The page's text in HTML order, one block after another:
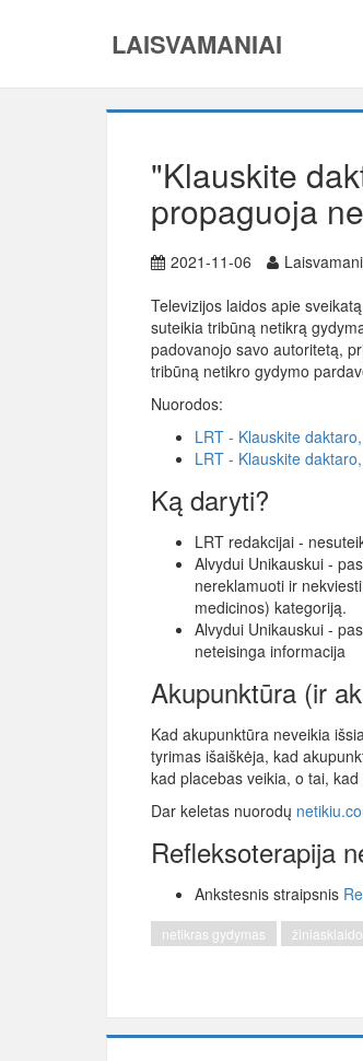
LAISVAMANIAI
"Klauskite
propaguoja
2021-11-06
Televizijos laidos apie
suteikia tribūną netikrą
padovanojo savo autoritetą,
tribūną netikro gydymo
Nuorodos:
LRT - Klauskite
LRT - Klauskite
Ką daryti?
LRT redakcijai -
Alvydui Unikauskui -
nereklamuoti ir
medicinos) kategoriją.
Alvydui Unikauskui -
neteisinga informacija
Akupunktūra (ir
Kad akupunktūra neveikia
tyrimas išaiškėja, kad
kad placebas veikia, o tai,
Dar keletas nuorodų
Refleksoterapija
Ankstesnis straipsnis
netikras gydymas